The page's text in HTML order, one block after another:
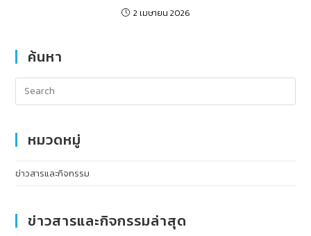
2 เมษายน 2026
ค้นหา
หมวดหมู่
ข่าวสารและกิจกรรม
ข่าวสารและกิจกรรมล่าสุด